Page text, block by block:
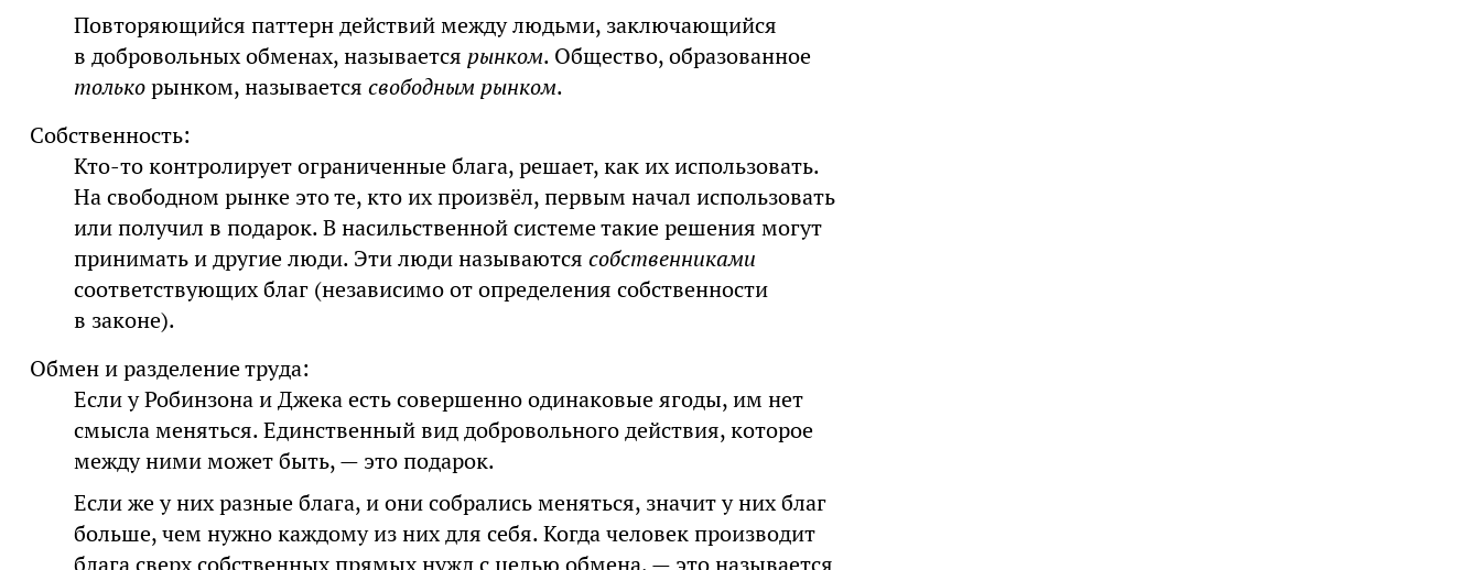
Повторяющийся паттерн действий между людьми, заключающийся
в добровольных обменах, называется рынком. Общество, образованное
толькорынком, называется свободным рынком.
Собственность:
Кто-то контролирует ограниченные блага, решает, как их использовать.
На свободном рынке это те, кто их произвёл, первым начал использовать
или получил в подарок. В насильственной системе такие решения могут
принимать и другие люди. Эти люди называются собственниками
соответствующих благ (независимо от определения собственности
в законе).
Обмен и разделение труда:
Если у Робинзона и Джека есть совершенно одинаковые ягоды, им нет
смысла меняться. Единственный вид добровольного действия, которое
между ними может быть, — это подарок.
Если же у них разные блага, и они собрались меняться, значит у них благ
больше, чем нужно каждому из них для себя. Когда человек производит